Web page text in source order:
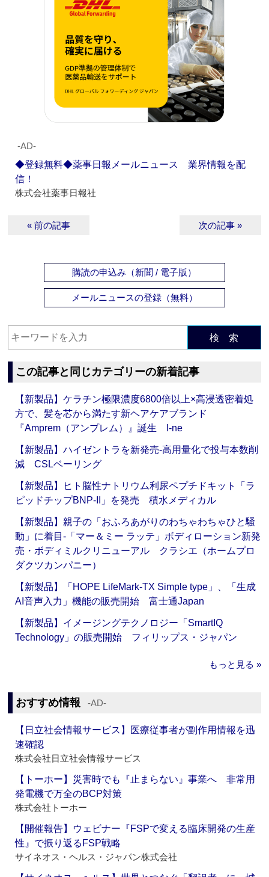
‐AD‐
◆登録無料◆薬事日報メールニュース 業界情報を配
信！
株式会社薬事日報社
« 前の記事 次の記事 »
購読の申込み（新聞 / 電子版）
メールニュースの登録（無料）
検 索
この記事と同じカテゴリーの新着記事
【新製品】ケラチン極限濃度6800倍以上×高浸透密着処
方で、髪を芯から満たす新ヘアケアブランド
『Amprem（アンプレム）』誕生 I-ne
【新製品】ハイゼントラを新発売‐高用量化で投与本数削
減 CSLベーリング
【新製品】ヒト脳性ナトリウム利尿ペプチドキット「ラ
ピッドチップBNP-II」を発売 積水メディカル
【新製品】親子の「おふろあがりのわちゃわちゃひと騒
動」に着目‐「マー＆ミー ラッテ」ボディローション新発
売・ボディミルクリニューアル クラシエ（ホームプロ
ダクツカンパニー）
【新製品】「HOPE LifeMark-TX Simple type」、「生成
AI音声入力」機能の販売開始 富士通Japan
【新製品】イメージングテクノロジー「SmartIQ
Technology」の販売開始 フィリップス・ジャパン
もっと見る »
おすすめ情報 ‐AD‐
【日立社会情報サービス】医療従事者が副作用情報を迅
速確認
株式会社日立社会情報サービス
【トーホー】災害時でも『止まらない』事業へ 非常用
発電機で万全のBCP対策
株式会社トーホー
【開催報告】ウェビナー『FSPで変える臨床開発の生産
性』で振り返るFSP戦略
サイネオス・ヘルス・ジャパン株式会社